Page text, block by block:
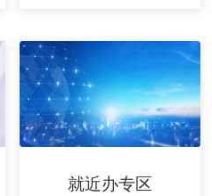
就近办专区